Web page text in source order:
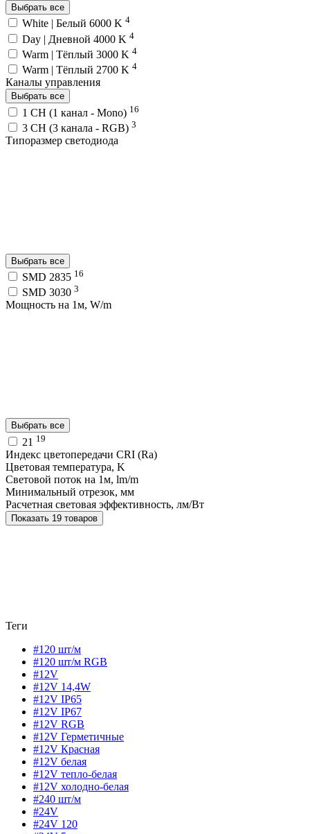
Выбрать все
White | Белый 6000 K 4
Day | Дневной 4000 K 4
Warm | Тёплый 3000 K 4
Warm | Тёплый 2700 K 4
Каналы управления
Выбрать все
1 CH (1 канал - Mono) 16
3 CH (3 канала - RGB) 3
Типоразмер светодиода
Выбрать все
SMD 2835 16
SMD 3030 3
Мощность на 1м, W/m
Выбрать все
21 19
Индекс цветопередачи CRI (Ra)
Цветовая температура, K
Световой поток на 1м, lm/m
Минимальный отрезок, мм
Расчетная световая эффективность, лм/Вт
Показать 19 товаров
Теги
#120 шт/м
#120 шт/м RGB
#12V
#12V 14,4W
#12V IP65
#12V IP67
#12V RGB
#12V Герметичные
#12V Красная
#12V белая
#12V тепло-белая
#12V холодно-белая
#240 шт/м
#24V
#24V 120